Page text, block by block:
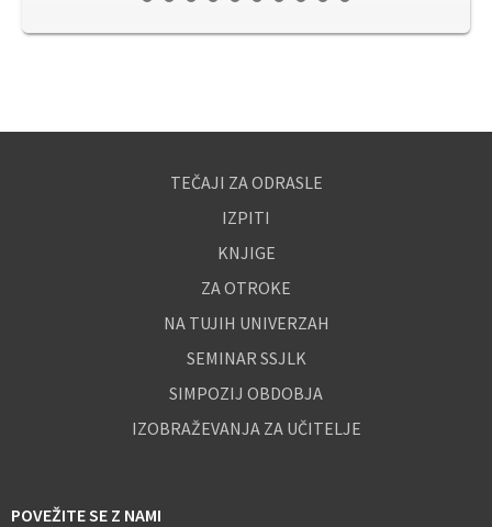
TEČAJI ZA ODRASLE
IZPITI
KNJIGE
ZA OTROKE
NA TUJIH UNIVERZAH
SEMINAR SSJLK
SIMPOZIJ OBDOBJA
IZOBRAŽEVANJA ZA UČITELJE
POVEŽITE SE Z NAMI